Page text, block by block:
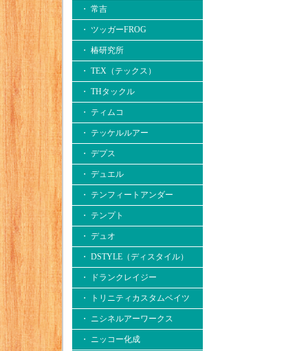
・ 常吉
・ ツッガーFROG
・ 椿研究所
・ TEX（テックス）
・ THタックル
・ ティムコ
・ テッケルルアー
・ デプス
・ デュエル
・ テンフィートアンダー
・ テンプト
・ デュオ
・ DSTYLE（ディスタイル）
・ ドランクレイジー
・ トリニティカスタムベイツ
・ ニシネルアーワークス
・ ニッコー化成